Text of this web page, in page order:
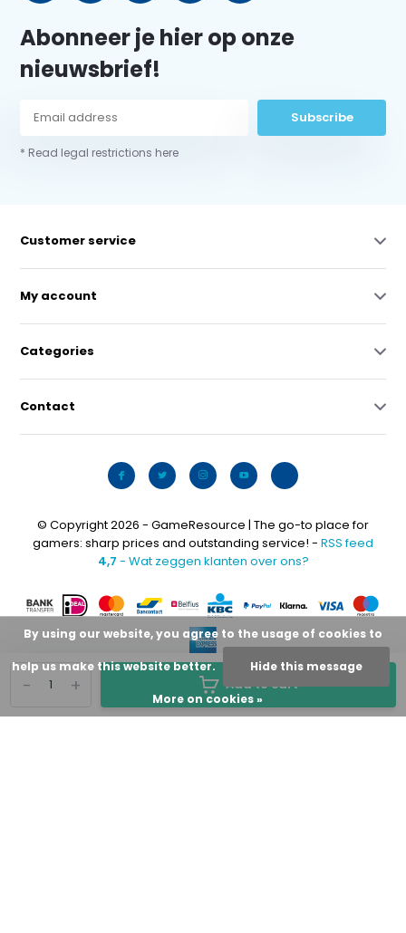
+
- Add to cart
Abonneer je hier op onze
nieuwsbrief!
Subscribe
* Read legal restrictions here
Customer service
My account
Categories
Contact
© Copyright 2026 - GameResource | The go-to place for
gamers: sharp prices and outstanding service! - RSS feed
4,7 - Wat zeggen klanten over ons?
By using our website, you agree to the usage of cookies to
help us make this website better. Hide this message
More on cookies »